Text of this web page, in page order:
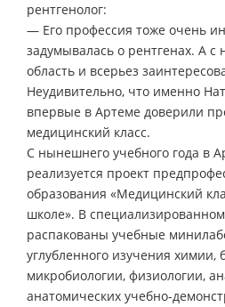
рентгенолог:
— Его профессия тоже очень
задумывалась о рентгенах. А с
область и всерьез
Неудивительно, что именно
впервые в Артеме доверили
медицинский класс.
С нынешнего учебного года в
реализуется проект
образования «Медицинский
школе». В
распакованы учебные
углубленного изучения химии,
микробиологии, физиологии,
анатомических учебно-